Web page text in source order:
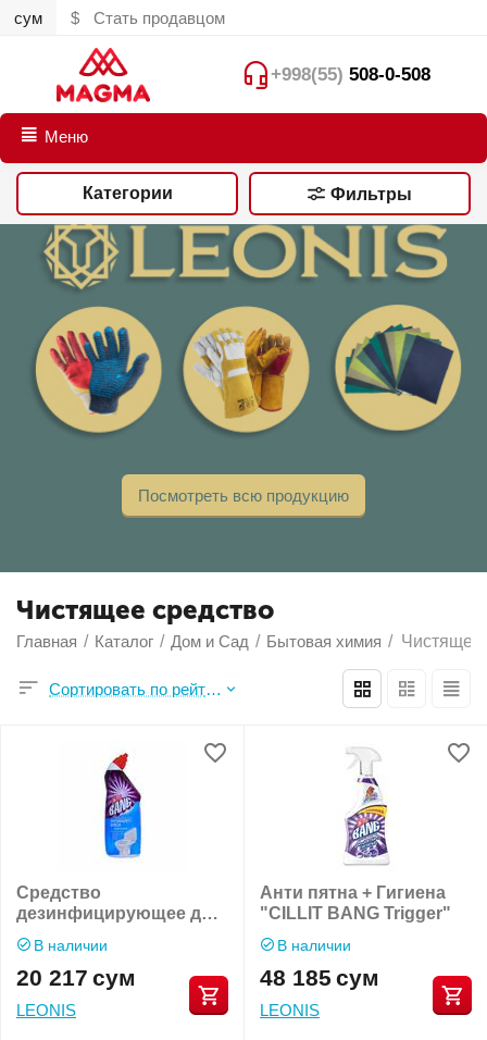
сум $ Стать продавцом
+998(55) 508-0-508
Меню
Категории Фильтры
Посмотреть всю продукцию
Чистящее средство
Главная / Каталог / Дом и Сад / Бытовая химия / Чистящее
Сортировать по рейтингу продавца
Средство
дезинфицирующее для
туалета "CILLIT BANG"
В наличии
20 217 сум
LEONIS
Анти пятна + Гигиена
"CILLIT BANG Trigger"
В наличии
48 185 сум
LEONIS